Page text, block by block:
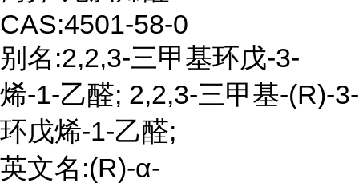
CAS:4501-58-0
别名:2,2,3-三甲基环戊-3-
烯-1-乙醛; 2,2,3-三甲基-(R)-3-
环戊烯-1-乙醛;
英文名:(R)-α-